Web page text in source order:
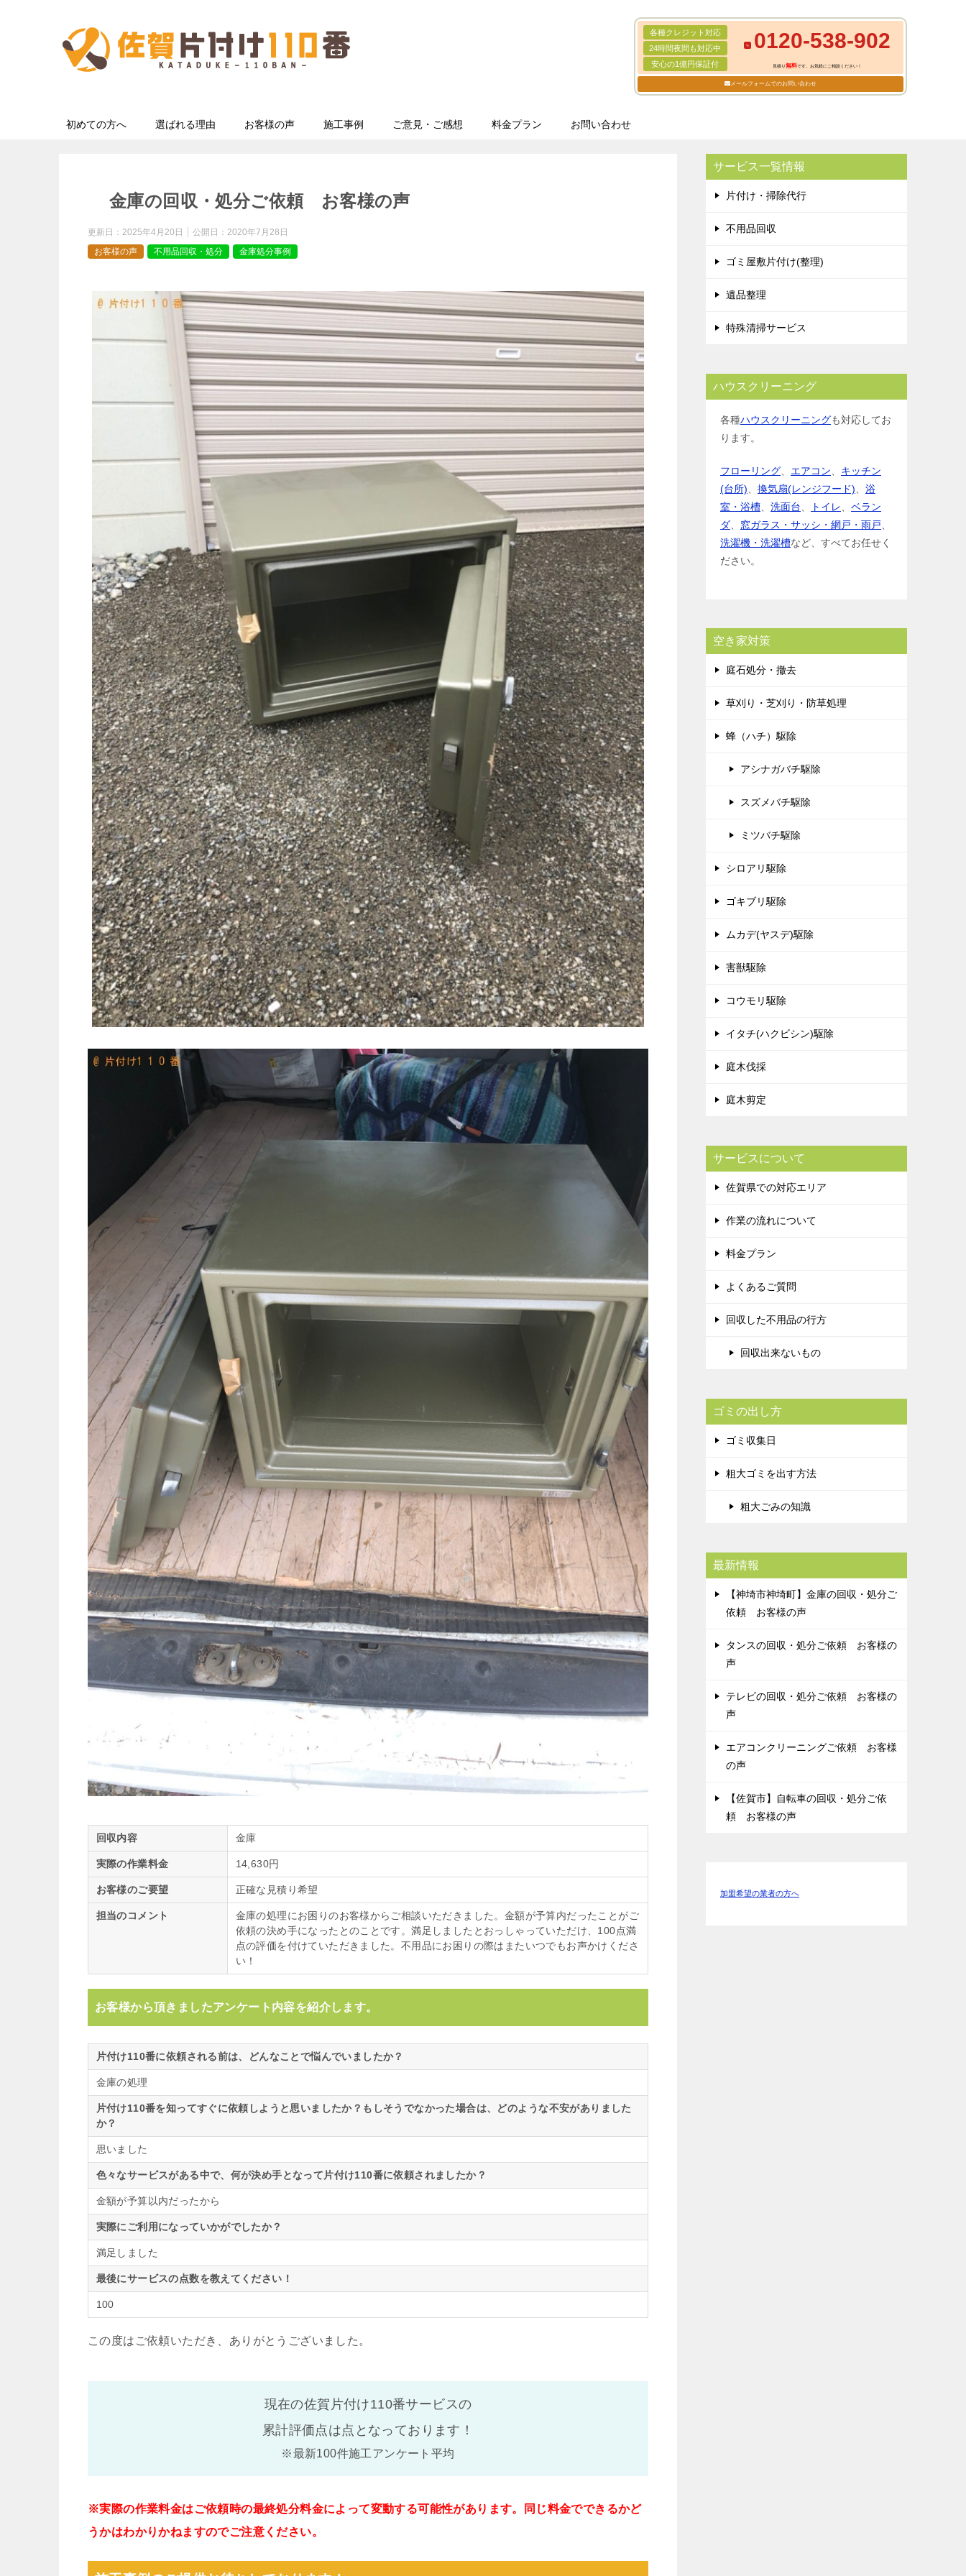
各種クレジット対応
24時間夜間も対応中
安心の1億円保証付
0120-538-902
見積り無料です。お気軽にご相談ください！
メールフォームでのお問い合わせ
初めての方へ 選ばれる理由 お客様の声 施工事例 ご意見・ご感想 料金プラン お問い合わせ
金庫の回収・処分ご依頼 お客様の声
更新日： 2025年4月20日 公開日： 2020年7月28日
お客様の声
不用品回収・処分 金庫処分事例
回収内容 金庫
実際の作業料金 14,630円
お客様のご要望 正確な見積り希望
担当のコメント
金庫の処理にお困りのお客様からご相談いただきました。金額が予算内だったことがご
依頼の決め手になったとのことです。満足しましたとおっしゃっていただけ、100点満
点の評価を付けていただきました。不用品にお困りの際はまたいつでもお声かけくださ
い！
お客様から頂きましたアンケート内容を紹介します。
片付け110番に依頼される前は、どんなことで悩んでいましたか？
金庫の処理
片付け110番を知ってすぐに依頼しようと思いましたか？もしそうでなかった場合は、どのような不安がありました
か？
思いました
色々なサービスがある中で、何が決め手となって片付け110番に依頼されましたか？
金額が予算以内だったから
実際にご利用になっていかがでしたか？
満足しました
最後にサービスの点数を教えてください！
100
この度はご依頼いただき、ありがとうございました。
現在の佐賀片付け110番サービスの
累計評価点は点となっております！
※最新100件施工アンケート平均
※実際の作業料金はご依頼時の最終処分料金によって変動する可能性があります。同じ料金でできるかど
うかはわかりかねますのでご注意ください。
サービス一覧情報
片付け・掃除代行
不用品回収
ゴミ屋敷片付け(整理)
遺品整理
特殊清掃サービス
ハウスクリーニング
各種ハウスクリーニングも対応してお
ります。
フローリング エアコン
キッチン
(台所)
換気扇(レンジフード)
浴
室・浴槽
洗面台 トイレ
ベラン
ダ
窓ガラス・サッシ・網戸・雨戸
洗濯機・洗濯槽など、すべてお任せく
ださい。
空き家対策
庭石処分・撤去
草刈り・芝刈り・防草処理
蜂（ハチ）駆除
アシナガバチ駆除
スズメバチ駆除
ミツバチ駆除
シロアリ駆除
ゴキブリ駆除
ムカデ(ヤスデ)駆除
害獣駆除
コウモリ駆除
イタチ(ハクビシン)駆除
庭木伐採
庭木剪定
サービスについて
佐賀県での対応エリア
作業の流れについて
料金プラン
よくあるご質問
回収した不用品の行方
回収出来ないもの
ゴミの出し方
ゴミ収集日
粗大ゴミを出す方法
粗大ごみの知識
最新情報
【神埼市神埼町】金庫の回収・処分ご
依頼 お客様の声
タンスの回収・処分ご依頼 お客様の
声
テレビの回収・処分ご依頼 お客様の
声
エアコンクリーニングご依頼 お客様
の声
【佐賀市】自転車の回収・処分ご依
頼 お客様の声
加盟希望の業者の方へ